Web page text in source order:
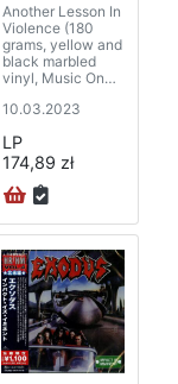
Another Lesson In
Violence (180
grams, yellow and
black marbled
vinyl, Music On
(2LP)
10.03.2023
LP
174,89 zł